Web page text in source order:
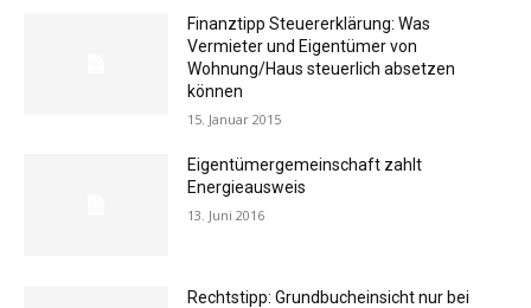
Finanztipp Steuererklärung: Was
Vermieter und Eigentümer von
Wohnung/Haus steuerlich absetzen
können
15. Januar 2015
Eigentümergemeinschaft zahlt
Energieausweis
13. Juni 2016
Rechtstipp: Grundbucheinsicht nur bei